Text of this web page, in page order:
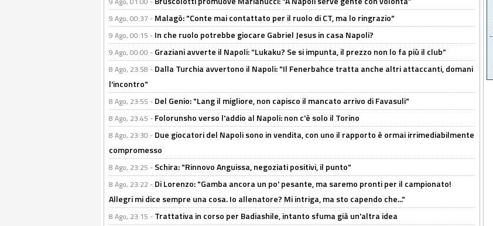
9 Ago, 00:37 - Malagò: "Conte mai contattato per il ruolo di CT, ma lo ringrazio"
9 Ago, 00:15 - In che ruolo potrebbe giocare Gabriel Jesus in casa Napoli?
9 Ago, 00:00 - Graziani avverte il Napoli: “Lukaku? Se si impunta, il prezzo non lo fa più il club”
8 Ago, 23:58 - Dalla Turchia avvertono il Napoli: "Il Fenerbahce tratta anche altri attaccanti, domani
l'incontro"
8 Ago, 23:55 - Del Genio: "Lang il migliore, non capisco il mancato arrivo di Favasuli"
8 Ago, 23:45 - Folorunsho verso l'addio al Napoli: non c'è solo il Torino
8 Ago, 23:30 - Due giocatori del Napoli sono in vendita, con uno il rapporto è ormai irrimediabilmente
compromesso
8 Ago, 23:25 - Schira: "Rinnovo Anguissa, negoziati positivi, il punto"
8 Ago, 23:22 - Di Lorenzo: "Gamba ancora un po' pesante, ma saremo pronti per il campionato!
Allegri mi dice sempre una cosa. Io allenatore? Mi intriga, ma sto capendo che..."
8 Ago, 23:15 - Trattativa in corso per Badiashile, intanto sfuma già un'altra idea